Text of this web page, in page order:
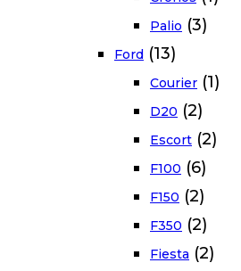
Palio (3)
Ford (13)
Courier (1)
D20 (2)
Escort (2)
F100 (6)
F150 (2)
F350 (2)
Fiesta (2)